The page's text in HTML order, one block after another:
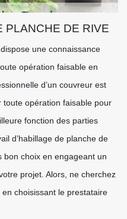
PLANCHE DE RIVE
une connaissance
opération faisable en
d’un couvreur est
opération faisable pour
fonction des parties
d’habillage de planche de
bon choix en engageant un
projet. Alors, ne cherchez
choisissant le prestataire